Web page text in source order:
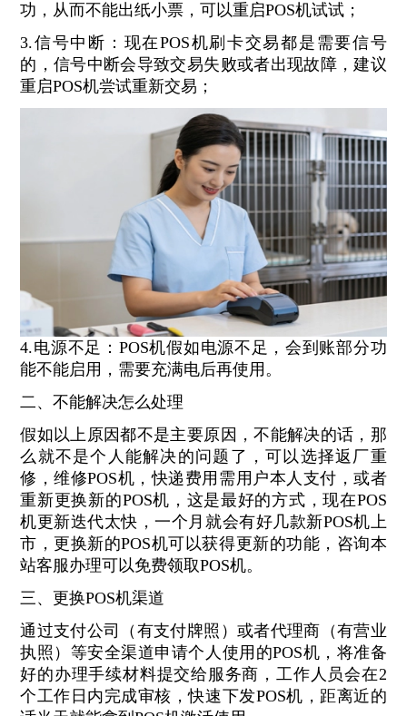
功，从而不能出纸小票，可以重启POS机试试；
3.信号中断：现在POS机刷卡交易都是需要信号
的，信号中断会导致交易失败或者出现故障，建议
重启POS机尝试重新交易；
4.电源不足：POS机假如电源不足，会到账部分功
能不能启用，需要充满电后再使用。
二、不能解决怎么处理
假如以上原因都不是主要原因，不能解决的话，那
么就不是个人能解决的问题了，可以选择返厂重
修，维修POS机，快递费用需用户本人支付，或者
重新更换新的POS机，这是最好的方式，现在POS
机更新迭代太快，一个月就会有好几款新POS机上
市，更换新的POS机可以获得更新的功能，咨询本
站客服办理可以免费领取POS机。
三、更换POS机渠道
通过支付公司（有支付牌照）或者代理商（有营业
执照）等安全渠道申请个人使用的POS机，将准备
好的办理手续材料提交给服务商，工作人员会在2
个工作日内完成审核，快速下发POS机，距离近的